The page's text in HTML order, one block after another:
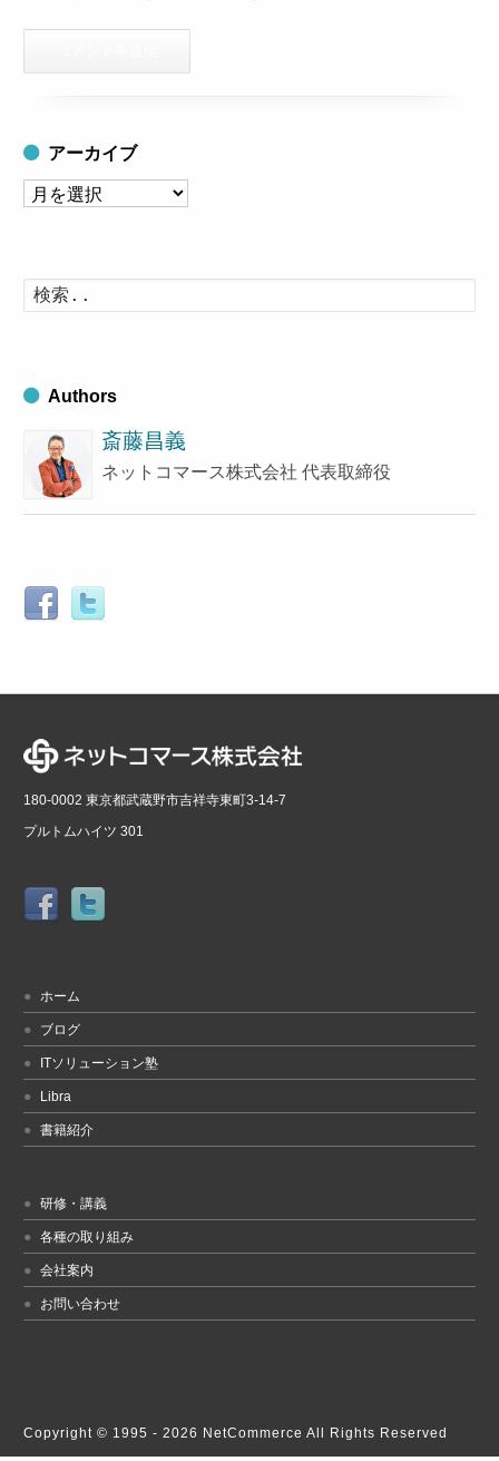
アーカイブ
ア
イ
ブ
索
Authors
斎藤昌義
ネットコマース株式会社 代表取締役
180-0002 東京都武蔵野市吉祥寺東町3-14-7
プルトムハイツ 301
ホーム
ブログ
ITソリューション塾
Libra
書籍紹介
研修・講義
各種の取り組み
会社案内
お問い合わせ
Copyright © 1995 -2026 NetCommerce All Rights Reserved